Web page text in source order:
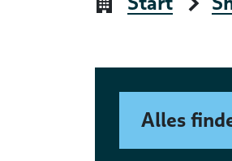
Alles
Suche im